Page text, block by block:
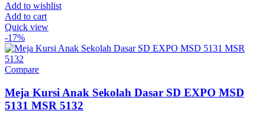
Add to wishlist
Add to cart
Quick view
-17%
Compare
Meja Kursi Anak Sekolah Dasar SD EXPO MSD
5131 MSR 5132